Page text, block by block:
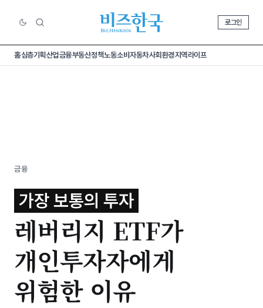
로그인
홈심층기획산업금융부동산정책노동소비 자동차사회환경지역라이프
금융
가장 보통의 투자
레버리지 ETF가
개인투자자에게
위험한 이유